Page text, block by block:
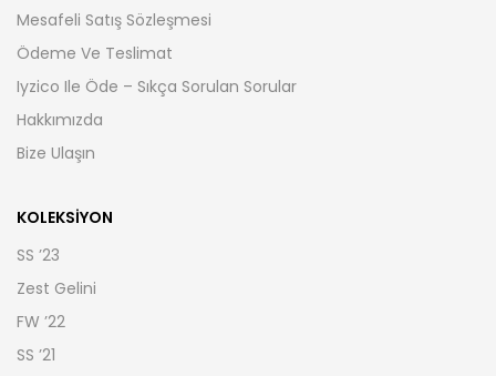
Mesafeli Satış Sözleşmesi
Ödeme Ve Teslimat
Iyzico Ile Öde – Sıkça Sorulan Sorular
Hakkımızda
Bize Ulaşın
KOLEKSIYON
SS ’23
Zest Gelini
FW ’22
SS ’21